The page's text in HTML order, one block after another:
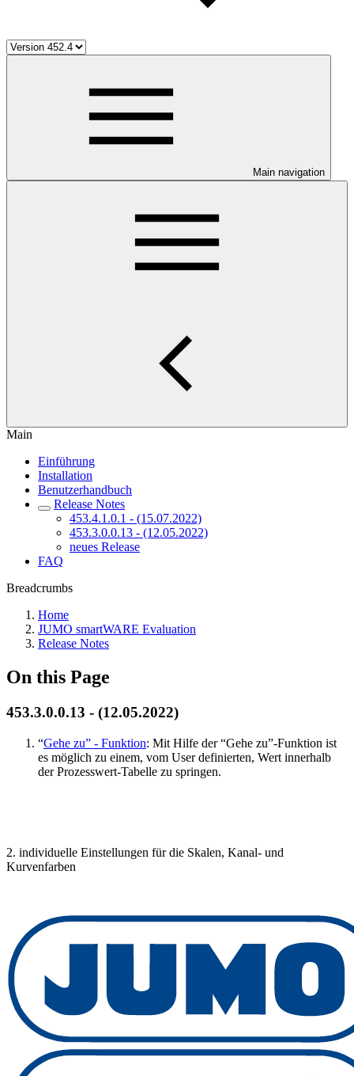
Main navigation
Main
Einführung
Installation
Benutzerhandbuch
Release Notes
453.4.1.0.1 - (15.07.2022)
453.3.0.0.13 - (12.05.2022)
neues Release
FAQ
Breadcrumbs
Home
JUMO smartWARE Evaluation
Release Notes
On this Page
453.3.0.0.13 - (12.05.2022)
“Gehe zu” - Funktion: Mit Hilfe der “Gehe zu”-Funktion ist
es möglich zu einem, vom User definierten, Wert innerhalb
der Prozesswert-Tabelle zu springen.
2. individuelle Einstellungen für die Skalen, Kanal- und
Kurvenfarben